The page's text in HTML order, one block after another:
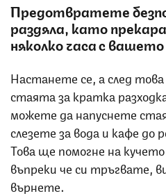
Предотвратете
раздяла, като
няколко часа с вашето
Настанете се, а след
стаята за кратка
можете да напуснете
слезете за вода и кафе до
Това ще помогне на
въпреки че си тръгвате,
върнете.